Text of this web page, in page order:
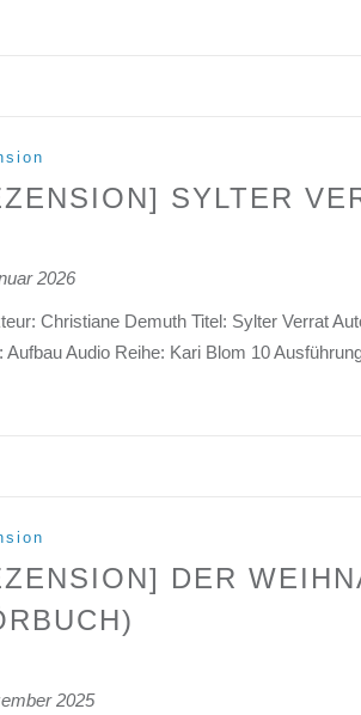
SYLTER
2026
Christiane Demuth Titel: Sylter Verrat
Aufbau Audio Reihe: Kari Blom 10
DER
2025